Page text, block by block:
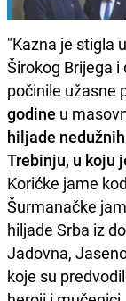
"Kazna je stigla
Širokog Brijega
počinile užasne
godine u
hiljade
Trebinju, u koju
Korićke jame
Šurmanačke
hiljade Srba iz
Jadovna,
koje su